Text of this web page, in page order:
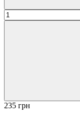
235 грн